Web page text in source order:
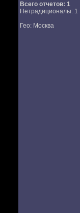
Всего отчетов: 1
Нетрадиционалы: 1
Гео: Москва